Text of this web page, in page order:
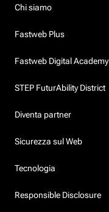
Chi siamo
Fastweb Plus
Fastweb Digital Academy
STEP FuturAbility District
Diventa partner
Sicurezza sul Web
Tecnologia
Responsible Disclosure